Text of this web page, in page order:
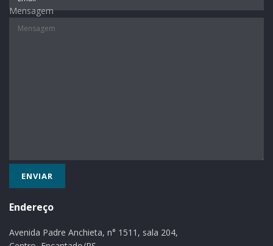
Mensagem
Endereço
Avenida Padre Anchieta, n° 1511, sala 204,